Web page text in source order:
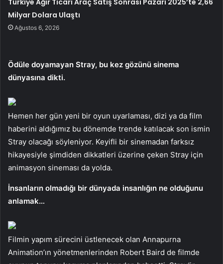
Milyar Dolara Ulaştı
Ağustos 6, 2026
Ödüle doyamayan Stray, bu kez gözünü sinema
dünyasına dikti.
Hemen her gün yeni bir oyun uyarlaması, dizi ya da film
haberini aldığımız bu dönemde trende katılacak son ismin
Stray olacağı söyleniyor. Keyifli bir sinemadan farksız
hikayesiyle şimdiden dikkatleri üzerine çeken Stray için
animasyon sineması da yolda.
İnsanların olmadığı bir dünyada insanlığın ne olduğunu
anlamak…
Filmin yapım sürecini üstlenecek olan Annapurna
Animation’ın yönetmenlerinden Robert Baird de filmde